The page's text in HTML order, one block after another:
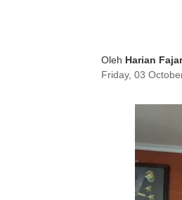
Oleh Harian Fajar
Friday, 03